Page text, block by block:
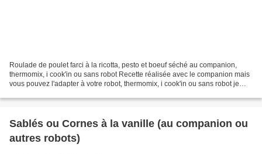
Roulade de poulet farci à la ricotta, pesto et boeuf séché au companion,
thermomix, i cook'in ou sans robot Recette réalisée avec le companion mais
vous pouvez l'adapter à votre robot, thermomix, i cook'in ou sans robot je
Sablés ou Cornes à la vanille (au companion ou
autres robots)